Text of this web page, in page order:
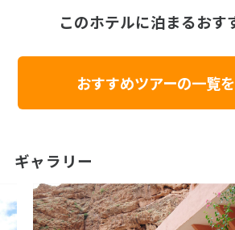
このホテルに泊まるおす
おすすめツアーの一覧
ギャラリー